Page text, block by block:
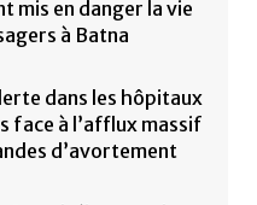
mis en danger la vie
à Batna
dans les hôpitaux
face à l’afflux massif
d’avortement